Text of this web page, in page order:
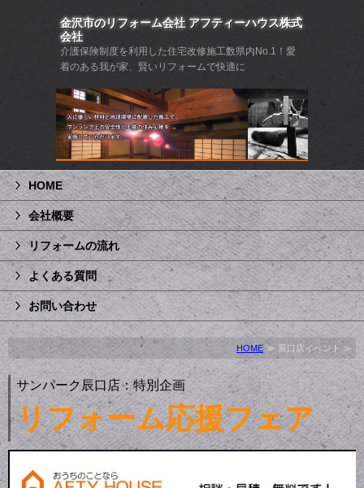
金沢市のリフォーム会社 アフティーハウス株式
会社
介護保険制度を利用した住宅改修施工数県内No.1！愛
着のある我が家、賢いリフォームで快適に
HOME
会社概要
リフォームの流れ
よくある質問
お問い合わせ
HOME ≫ 辰口店イベント ≫
サンパーク辰口店：特別企画
リフォーム応援フェア